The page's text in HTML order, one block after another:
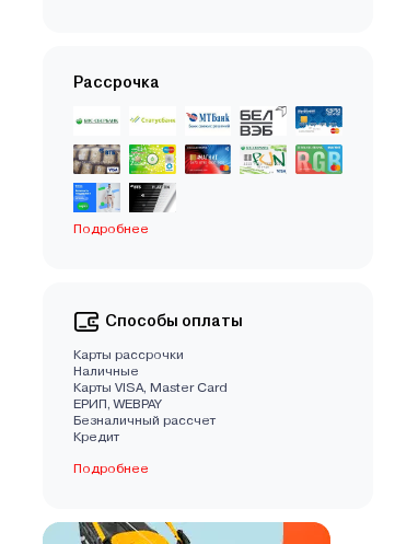
Рассрочка
Подробнее
Способы оплаты
Карты рассрочки
Наличные
Карты VISA, Master Card
EРИП, WEBPAY
Безналичный рассчет
Кредит
Подробнее